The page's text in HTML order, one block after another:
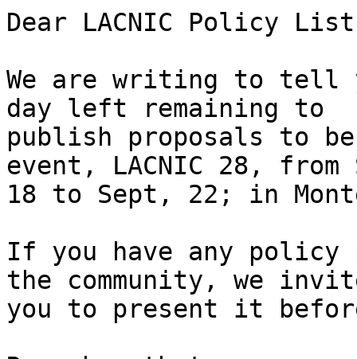
Dear LACNIC Policy
We are writing to tell
day left remaining to
publish proposals to
event, LACNIC 28, from
18 to Sept, 22; in
If you have any
the community, we
you to present it